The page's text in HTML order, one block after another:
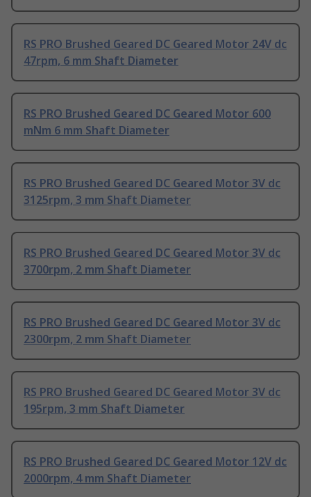
RS PRO Brushed Geared DC Geared Motor 24V dc
47rpm, 6 mm Shaft Diameter
RS PRO Brushed Geared DC Geared Motor 600
mNm 6 mm Shaft Diameter
RS PRO Brushed Geared DC Geared Motor 3V dc
3125rpm, 3 mm Shaft Diameter
RS PRO Brushed Geared DC Geared Motor 3V dc
3700rpm, 2 mm Shaft Diameter
RS PRO Brushed Geared DC Geared Motor 3V dc
2300rpm, 2 mm Shaft Diameter
RS PRO Brushed Geared DC Geared Motor 3V dc
195rpm, 3 mm Shaft Diameter
RS PRO Brushed Geared DC Geared Motor 12V dc
2000rpm, 4 mm Shaft Diameter